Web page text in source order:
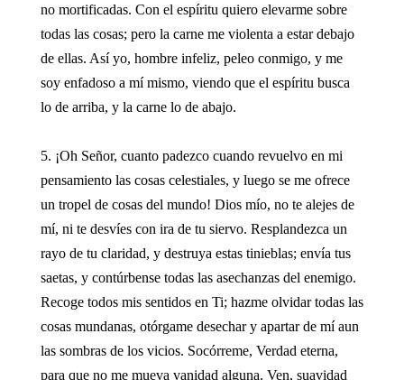
no mortificadas. Con el espíritu quiero elevarme sobre
todas las cosas; pero la carne me violenta a estar debajo
de ellas. Así yo, hombre infeliz, peleo conmigo, y me
soy enfadoso a mí mismo, viendo que el espíritu busca
lo de arriba, y la carne lo de abajo.
5. ¡Oh Señor, cuanto padezco cuando revuelvo en mi
pensamiento las cosas celestiales, y luego se me ofrece
un tropel de cosas del mundo! Dios mío, no te alejes de
mí, ni te desvíes con ira de tu siervo. Resplandezca un
rayo de tu claridad, y destruya estas tinieblas; envía tus
saetas, y contúrbense todas las asechanzas del enemigo.
Recoge todos mis sentidos en Ti; hazme olvidar todas las
cosas mundanas, otórgame desechar y apartar de mí aun
las sombras de los vicios. Socórreme, Verdad eterna,
para que no me mueva vanidad alguna. Ven, suavidad